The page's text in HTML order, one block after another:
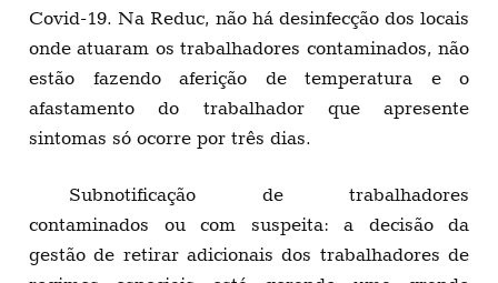
Covid-19. Na Reduc, não há desinfecção dos locais
onde atuaram os trabalhadores contaminados, não
estão fazendo aferição de temperatura e o
afastamento do trabalhador que apresente
sintomas só ocorre por três dias.
Subnotificação de trabalhadores
contaminados ou com suspeita: a decisão da
gestão de retirar adicionais dos trabalhadores de